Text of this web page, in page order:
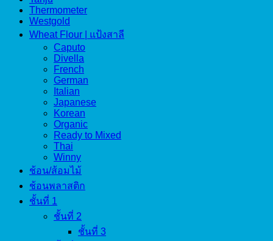
Thermometer
Westgold
Wheat Flour | แป้งสาลี
Caputo
Divella
French
German
Italian
Japanese
Korean
Organic
Ready to Mixed
Thai
Winny
ช้อน/ส้อมไม้
ช้อนพลาสติก
ชั้นที่ 1
ชั้นที่ 2
ชั้นที่ 3